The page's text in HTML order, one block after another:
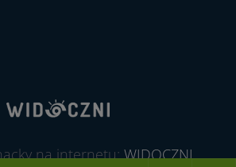
na internetu:WIDOCZNI